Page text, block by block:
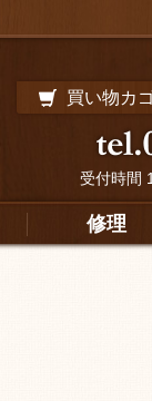
買い物カ
受付時間
修理